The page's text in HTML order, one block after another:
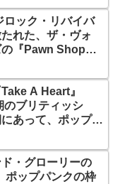
なる原点
ロック・リバイバ
れた、ザ・ヴォ
『Pawn Shoppe
るこの作品は、現
帰”ともいえる傑作
A Heart』
のブリティッシ
あって、ポップな
ダークで攻撃的な
し出した異端の存
・グローリーの
ポップパンクの枠